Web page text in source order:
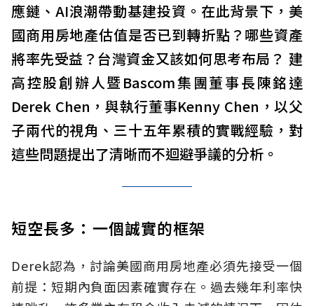
應鏈、AI浪潮帶動基建投資。在此背景下，美
國商用房地產估值是否已到轉折點？哪些資產
將率先受益？台灣資金又該如何思考布局？ 建
高控股創辦人暨Bascom集團董事長陳銘達
Derek Chen，與執行董事Kenny Chen，以父
子兩代的視角、三十五年累積的實戰經驗，對
這些問題提出了清晰而不迴避爭議的分析。
短空長多：一個誠實的框架
Derek認為，討論美國商用房地產必須先接受一個
前提：短期內負面因素確實存在。過去幾年利率快